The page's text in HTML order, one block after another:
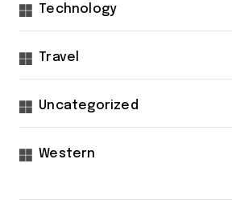
Technology
Travel
Uncategorized
Western